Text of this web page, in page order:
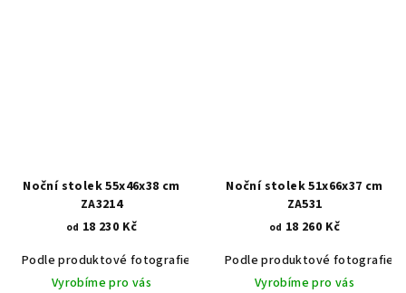
Noční stolek 55x46x38 cm
ZA3214
od 18 230 Kč
Podle produktové fotografie
Bílá Bílá s patinou BT9001-A6
Vyrobíme pro vás
Noční stolek 51x66x37 cm
ZA531
od 18 260 Kč
Podle produktové fotografie
Vyrobíme pro vás